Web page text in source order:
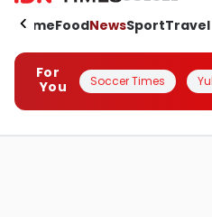
HomeFoodNewsSportTravel
For
You
Soccer Times